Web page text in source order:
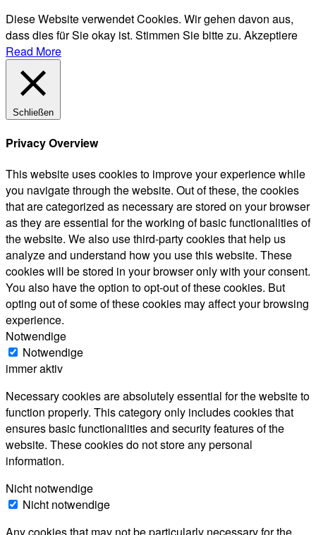
Diese Website verwendet Cookies. Wir gehen davon aus,
dass dies für Sie okay ist. Stimmen Sie bitte zu. Akzeptiere
Read More
Schließen
Privacy Overview
This website uses cookies to improve your experience while
you navigate through the website. Out of these, the cookies
that are categorized as necessary are stored on your browser
as they are essential for the working of basic functionalities of
the website. We also use third-party cookies that help us
analyze and understand how you use this website. These
cookies will be stored in your browser only with your consent.
You also have the option to opt-out of these cookies. But
opting out of some of these cookies may affect your browsing
experience.
Notwendige
Notwendige
immer aktiv
Necessary cookies are absolutely essential for the website to
function properly. This category only includes cookies that
ensures basic functionalities and security features of the
website. These cookies do not store any personal
information.
Nicht notwendige
Nicht notwendige